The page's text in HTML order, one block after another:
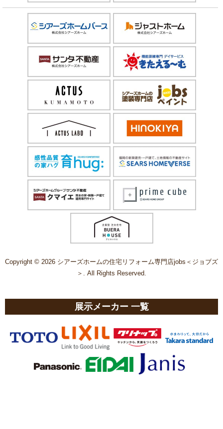
Copyright © 2026 シアーズホームの住宅リフォーム専門店jobs＜ジョブズ
＞. All Rights Reserved.
展示メーカー 一覧